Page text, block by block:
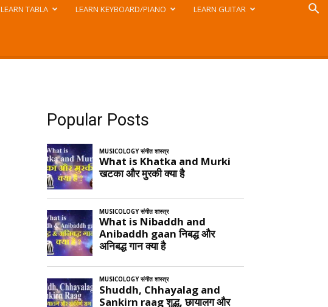
LEARN TABLA LEARN KEYBOARD/PIANO LEARN GUITAR
Popular Posts